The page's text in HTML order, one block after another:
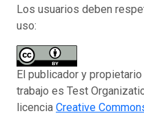
Los usuarios deben
uso:
El publicador y
trabajo es Test
licencia Creative